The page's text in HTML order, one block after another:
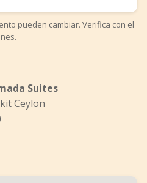
pueden cambiar. Verifica con el
Suites
Ceylon